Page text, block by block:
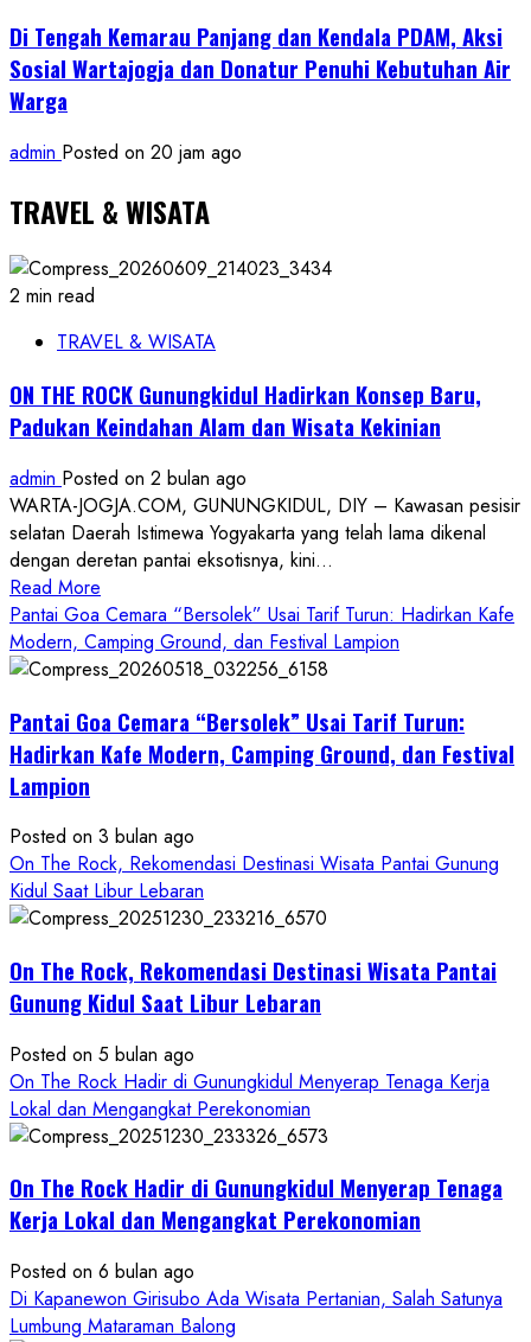
Di Tengah Kemarau Panjang dan Kendala PDAM, Aksi
Sosial Wartajogja dan Donatur Penuhi Kebutuhan Air
Warga
admin Posted on 20 jam ago
TRAVEL & WISATA
2 min read
TRAVEL & WISATA
ON THE ROCK Gunungkidul Hadirkan Konsep Baru,
Padukan Keindahan Alam dan Wisata Kekinian
admin Posted on 2 bulan ago
WARTA-JOGJA.COM, GUNUNGKIDUL, DIY – Kawasan pesisir
selatan Daerah Istimewa Yogyakarta yang telah lama dikenal
dengan deretan pantai eksotisnya, kini...
Read More
more
about
ON
ROCK
Gunungkidul
Baru,
Padukan
Keindahan
Alam
Wisata
Kekinian
Pantai Goa Cemara “Bersolek” Usai Tarif Turun: Hadirkan Kafe
Modern, Camping Ground, dan Festival Lampion
Pantai Goa Cemara “Bersolek” Usai Tarif Turun:
Hadirkan Kafe Modern, Camping Ground, dan Festival
Lampion
Posted on 3 bulan ago
On The Rock, Rekomendasi Destinasi Wisata Pantai Gunung
Kidul Saat Libur Lebaran
On The Rock, Rekomendasi Destinasi Wisata Pantai
Gunung Kidul Saat Libur Lebaran
Posted on 5 bulan ago
On The Rock Hadir di Gunungkidul Menyerap Tenaga Kerja
Lokal dan Mengangkat Perekonomian
On The Rock Hadir di Gunungkidul Menyerap Tenaga
Kerja Lokal dan Mengangkat Perekonomian
Posted on 6 bulan ago
Di Kapanewon Girisubo Ada Wisata Pertanian, Salah Satunya
Lumbung Mataraman Balong